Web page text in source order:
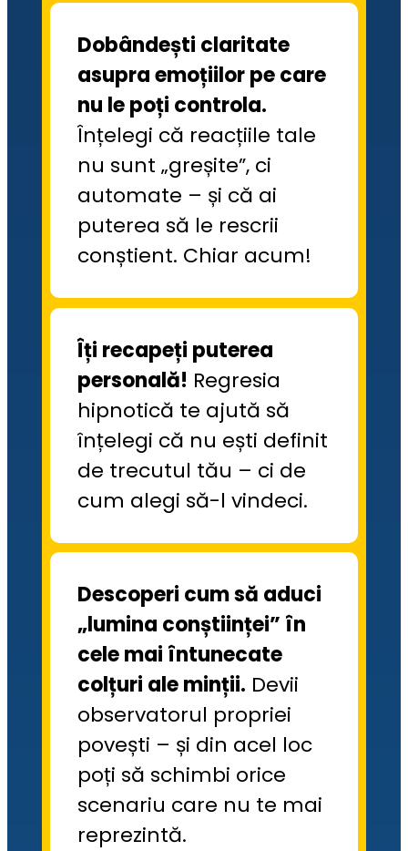
Dobândești claritate
asupra emoțiilor pe care
Înțelegi că reacțiile tale
nu sunt „greșite”, ci
automate – și că ai
puterea să le rescrii
conștient. Chiar acum!
Îți recapeți puterea
personală! Regresia
hipnotică te ajută să
înțelegi că nu ești definit
de trecutul tău – ci de
cum alegi să-l vindeci.
Descoperi cum să aduci
„lumina conștiinței” în
cele mai întunecate
colțuri ale minții. Devii
observatorul propriei
povești – și din acel loc
poți să schimbi orice
scenariu care nu te mai
reprezintă.